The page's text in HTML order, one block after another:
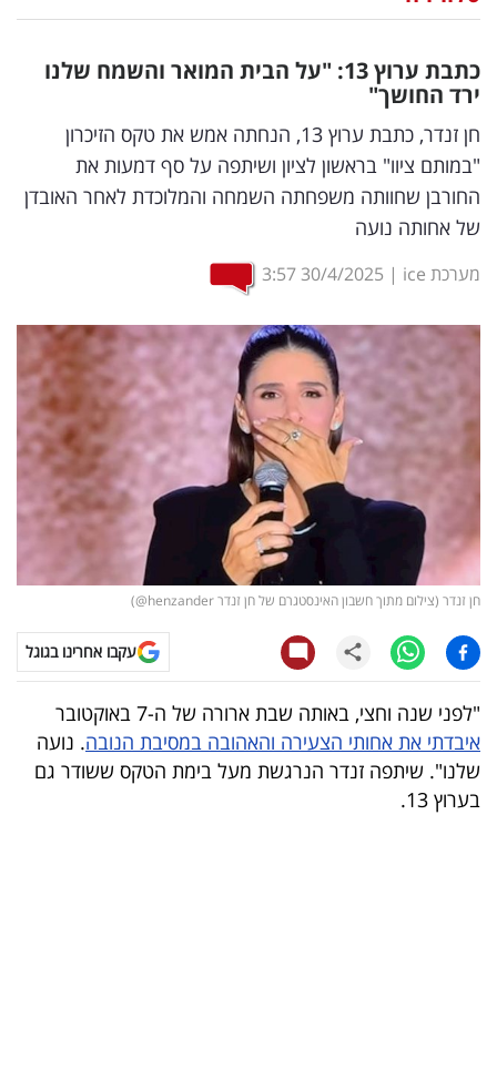
דיגיטל
וטק
שיווק
ופרסום
משפט
מדדים
ומחקרים
דעות
רכילות
עסקית
קריפטו
ויראלי
טלוויזיה
עסקי
ספורט
קריירה
ולימודים
כתבת ערוץ 13: "על הבית המואר והשמח שלנו
ירד החושך"
חן זנדר, כתבת ערוץ 13, הנחתה אמש את טקס הזיכרון
"במותם ציוו" בראשון לציון ושיתפה על סף דמעות את
החורבן שחוותה משפחתה השמחה והמלוכדת לאחר האובדן
של אחותה נועה
מערכת ice |
30/4/2025
3:57
חן זנדר (צילום מתוך חשבון האינסטגרם של חן זנדר henzander@)
עקבו אחרינו בגוגל
"לפני שנה וחצי, באותה שבת ארורה של ה-7 באוקטובר
איבדתי את אחותי הצעירה והאהובה במסיבת הנובה. נועה
שלנו". שיתפה זנדר הנרגשת מעל בימת הטקס ששודר גם
בערוץ 13.